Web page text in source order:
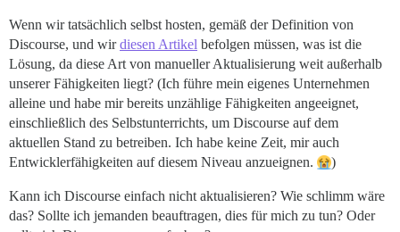
Wenn wir tatsächlich selbst hosten, gemäß der Definition von
Discourse, und wirdiesen Artikel befolgen müssen, was ist die
Lösung, da diese Art von manueller Aktualisierung weit außerhalb
unserer Fähigkeiten liegt? (Ich führe mein eigenes Unternehmen
alleine und habe mir bereits unzählige Fähigkeiten angeeignet,
einschließlich des Selbstunterrichts, um Discourse auf dem
aktuellen Stand zu betreiben. Ich habe keine Zeit, mir auch
Entwicklerfähigkeiten auf diesem Niveau anzueignen.
)
Kann ich Discourse einfach nicht aktualisieren? Wie schlimm wäre
das? Sollte ich jemanden beauftragen, dies für mich zu tun? Oder